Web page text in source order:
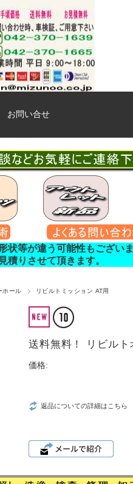
お問い合せ
等が違う可能性もございま
積りさせて頂きます。
ホール リビルトミッション AT用
送料無料！ リビル
価格:
返品についての詳細はこちら